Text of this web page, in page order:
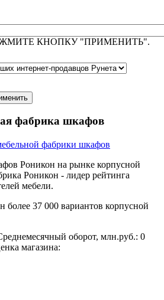
КНОПКУ "ПРИМЕНИТЬ".
фабрика шкафов
Роникон на рынке корпусной
Роникон - лидер рейтинга
мебели.
более 37 000 вариантов корпусной
оборот, млн.руб.: 0
магазина: